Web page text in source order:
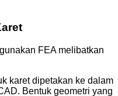
FEA melibatkan
karet dipetakan ke dalam
Bentuk geometri yang